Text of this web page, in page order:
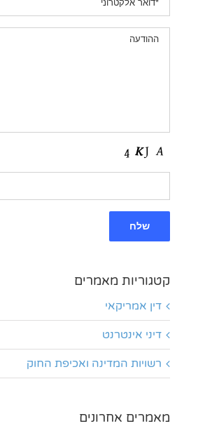
קטגוריות מאמרים
דין אמריקאי
דיני אינטרנט
רשויות המדינה ואכיפת החוק
מאמרים אחרונים